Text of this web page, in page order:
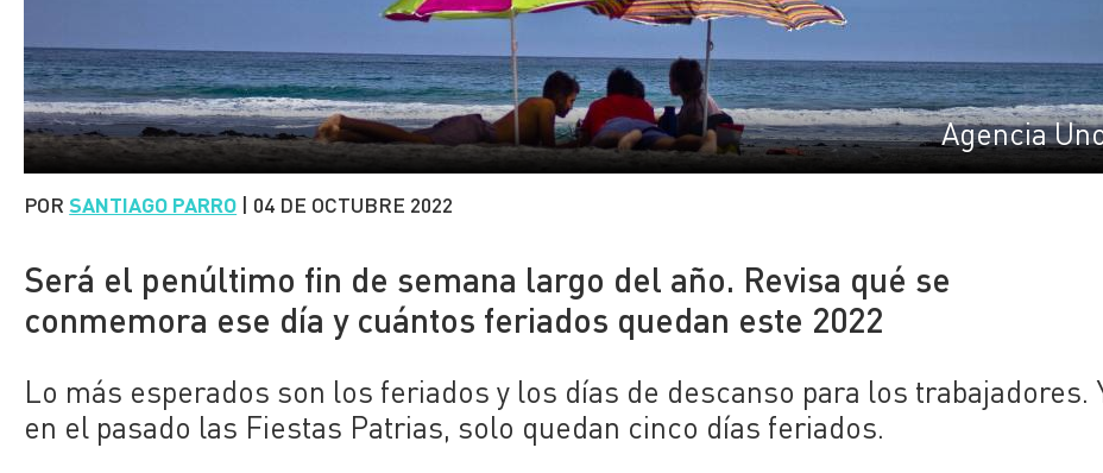
Agencia
PORSANTIAGO PARRO | 04 DE OCTUBRE 2022
Será el penúltimo fin de semana largo del año. Revisa qué se
conmemora ese día y cuántos feriados quedan este 2022
Lo más esperados son los feriados y los días de descanso para los trabajadores.
en el pasado las Fiestas Patrias, solo quedan cinco días feriados.